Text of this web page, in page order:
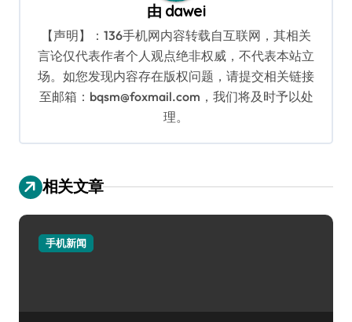
由 dawei
【声明】：136手机网内容转载自互联网，其相关
言论仅代表作者个人观点绝非权威，不代表本站立
场。如您发现内容存在版权问题，请提交相关链接
至邮箱：bqsm@foxmail.com，我们将及时予以处
理。
相关文章
手机新闻